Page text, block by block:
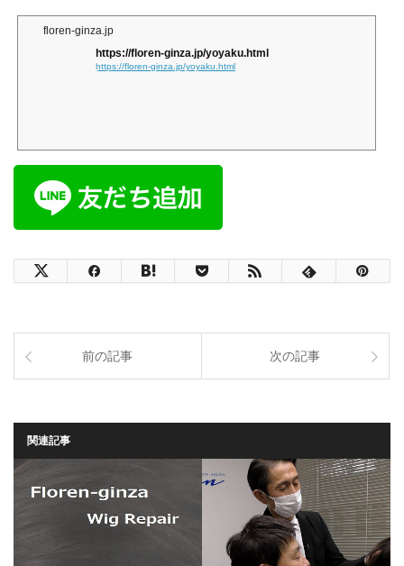
floren-ginza.jp
https://floren-ginza.jp/yoyaku.html
https://floren-ginza.jp/yoyaku.html
前の記事 次の記事
関連記事